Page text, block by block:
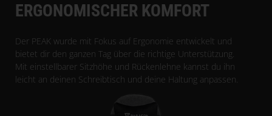
ERGONOMISCHER KOMFORT
Der PEAK wurde mit Fokus auf Ergonomie entwickelt und
bietet dir den ganzen Tag über die richtige Unterstützung.
Mit einstellbarer Sitzhöhe und Rückenlehne kannst du ihn
leicht an deinen Schreibtisch und deine Haltung anpassen.